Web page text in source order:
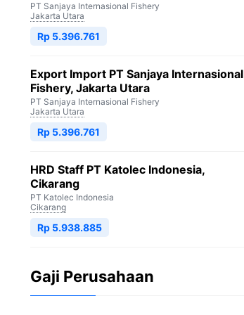
PT Sanjaya Internasional Fishery
Jakarta Utara
Rp 5.396.761
Export Import PT Sanjaya Internasional
Fishery, Jakarta Utara
PT Sanjaya Internasional Fishery
Jakarta Utara
Rp 5.396.761
HRD Staff PT Katolec Indonesia,
Cikarang
PT Katolec Indonesia
Cikarang
Rp 5.938.885
Gaji Perusahaan